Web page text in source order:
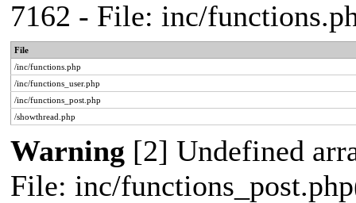
7162 - File: inc/
File
/inc/functions.php
/inc/functions_user.php
/inc/functions_post.php
/showthread.php
Warning [2] Undefined
File: inc/